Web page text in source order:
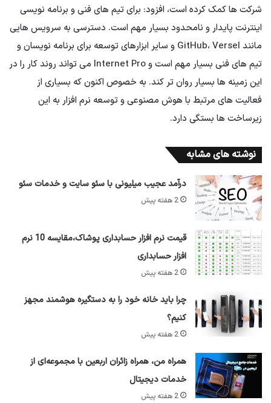
شرکت ها کمک کرده است، افزود: برای تیم های فنی و برنامه نویسی
اینترنت پایدار و نامحدود بسیار مهم است. دسترسی به سرویس هایی
مانند GitHub، Versel و سایر ابزارهای توسعه برای برنامه نویسان و
تیم های فنی بسیار مهم است و Internet Pro می تواند روند کار را در
این زمینه ها بسیار روان تر کند. به خصوص اکنون که بسیاری از
فعالیت های مرتبط با هوش مصنوعی و توسعه نرم افزار به این
زیرساخت ها بستگی دارد.
نوشته های مشابه
درآمد عجیب میلیونی با سئو سایت و خدمات سئو
2 هفته پیش
قیمت نرم افزار حسابداری پوشاک،مقایسه 10 نرم
افزار حسابداری
2 هفته پیش
چرا باید خانه خود را به دستگیره هوشمند مجهز
کنیم؟
2 هفته پیش
همراه من، همراه زائران اربعین با مجموعه‌ای از
خدمات دیجیتال
2 هفته پیش